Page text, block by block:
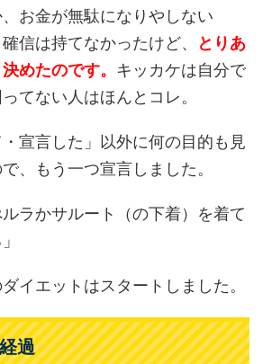
お金が無駄になりやしない
信は持てなかったけど、
とりあ
めたのです。 キッカケは自分で
てない人はほんとコレ。
宣言した」以外に何の目的も見
、もう一つ宣言しました。
ルラかサルート（の下着）を着て
イエットはスタートしました。
過